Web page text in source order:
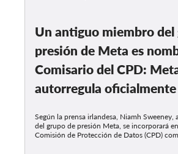
Un antiguo miembro del
presión de Meta es
Comisario del CPD:
autorregula oficialmente
Según la prensa irlandesa, Niamh Sweeney,
del grupo de presión Meta, se incorporará
Comisión de Protección de Datos (CPD)